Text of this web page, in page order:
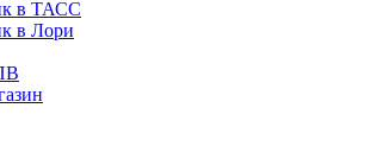
в ТАСС
в Лори